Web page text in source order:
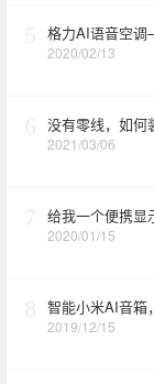
格力AI语音空
2020/02/13
没有零线，如何
2021/03/06
给我一个便携显
2020/01/15
智能小米AI音箱
2019/12/15